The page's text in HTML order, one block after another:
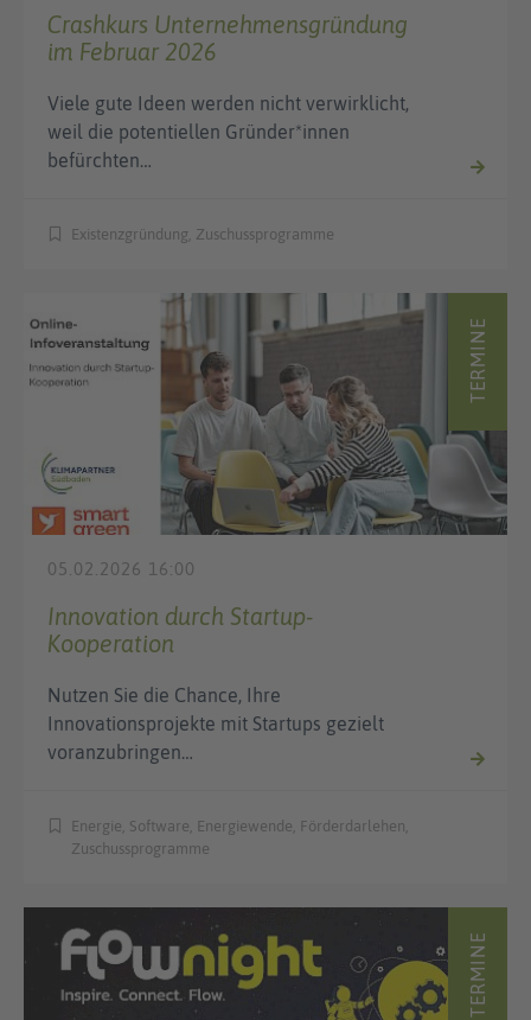
Crashkurs Unternehmensgründung
im Februar 2026
Viele gute Ideen werden nicht verwirklicht,
weil die potentiellen Gründer*innen
befürchten…
Existenzgründung, Zuschussprogramme
TERMINE
05.02.2026 16:00
Innovation durch Startup-
Kooperation
Nutzen Sie die Chance, Ihre
Innovationsprojekte mit Startups gezielt
voranzubringen…
Energie, Software, Energiewende, Förderdarlehen,
Zuschussprogramme
TERMINE